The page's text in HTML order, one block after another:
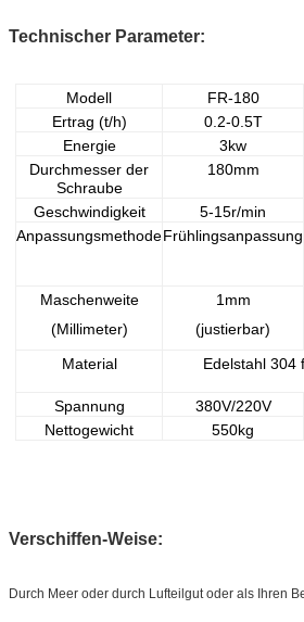
Technischer Parameter:
Modell FR-180
Ertrag (t/h)
0.2-0.5T
Energie
3kw
Durchmesser der
Schraube
180mm
Geschwindigkeit 5-15r/min
AnpassungsmethodeFrühlingsanpassung
Maschenweite
(Millimeter)
1mm
(justierbar)
Material
Edelstahl 304
Spannung
380V/220V
Nettogewicht
550kg
Verschiffen-Weise:
Durch Meer oder durch Lufteilgut oder als Ihren